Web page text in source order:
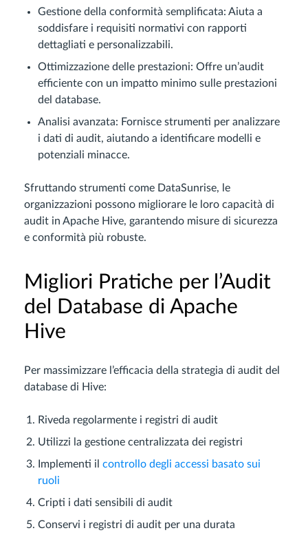
Gestione della conformità semplificata: Aiuta a
soddisfare i requisiti normativi con rapporti
dettagliati e personalizzabili.
Ottimizzazione delle prestazioni: Offre un’audit
efficiente con un impatto minimo sulle prestazioni
del database.
Analisi avanzata: Fornisce strumenti per analizzare
i dati di audit, aiutando a identificare modelli e
potenziali minacce.
Sfruttando strumenti come DataSunrise, le
organizzazioni possono migliorare le loro capacità di
audit in Apache Hive, garantendo misure di sicurezza
e conformità più robuste.
Migliori Pratiche per l’Audit
del Database di Apache
Hive
Per massimizzare l’efficacia della strategia di audit del
database di Hive:
Riveda regolarmente i registri di audit
Utilizzi la gestione centralizzata dei registri
Implementi il controllo degli accessi basato sui
ruoli
Cripti i dati sensibili di audit
Conservi i registri di audit per una durata